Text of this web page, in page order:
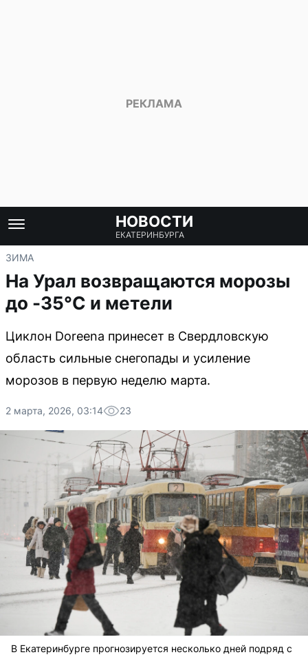
НОВОСТИ
ЕКАТЕРИНБУРГА
ЗИМА
На Урал возвращаются морозы
до -35°С и метели
Циклон Doreena принесет в Свердловскую
область сильные снегопады и усиление
морозов в первую неделю марта.
2 марта, 2026, 03:14 23
В Екатеринбурге прогнозируется несколько дней подряд с